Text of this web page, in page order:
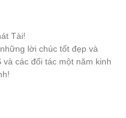
Tài!
lời chúc tốt đẹp và
các đối tác một năm kinh